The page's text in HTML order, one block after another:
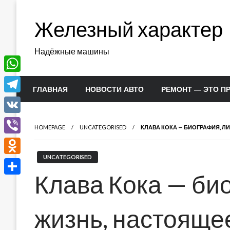
содержимомуЖелезный характер
Надёжные машины
ГЛАВНАЯ НОВОСТИ АВТО РЕМОНТ — ЭТО
HOMEPAGE UNCATEGORISED КЛАВА КОКА — БИОГРАФИЯ,
UNCATEGORISED
Клава Кока —
жизнь,
WhatsApp
Telegram
VK
Viber
Odnoklassniki
Отправить